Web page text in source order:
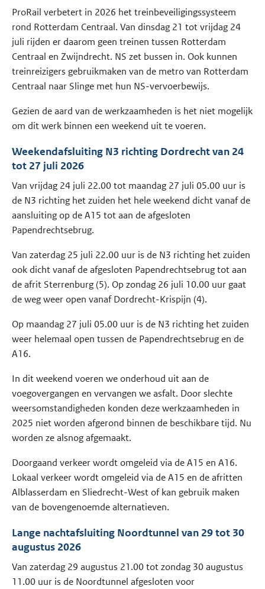
ProRail verbetert in 2026 het treinbeveiligingssysteem
rond Rotterdam Centraal. Van dinsdag 21 tot vrijdag 24
juli rijden er daarom geen treinen tussen Rotterdam
Centraal en Zwijndrecht. NS zet bussen in. Ook kunnen
treinreizigers gebruikmaken van de metro van Rotterdam
Centraal naar Slinge met hun NS-vervoerbewijs.
Gezien de aard van de werkzaamheden is het niet mogelijk
om dit werk binnen een weekend uit te voeren.
Weekendafsluiting N3 richting Dordrecht van 24
tot 27 juli 2026
Van vrijdag 24 juli 22.00 tot maandag 27 juli 05.00 uur is
de N3 richting het zuiden het hele weekend dicht vanaf de
aansluiting op de A15 tot aan de afgesloten
Papendrechtsebrug.
Van zaterdag 25 juli 22.00 uur is de N3 richting het zuiden
ook dicht vanaf de afgesloten Papendrechtsebrug tot aan
de afrit Sterrenburg (5). Op zondag 26 juli 10.00 uur gaat
de weg weer open vanaf Dordrecht-Krispijn (4).
Op maandag 27 juli 05.00 uur is de N3 richting het zuiden
weer helemaal open tussen de Papendrechtsebrug en de
A16.
In dit weekend voeren we onderhoud uit aan de
voegovergangen en vervangen we asfalt. Door slechte
weersomstandigheden konden deze werkzaamheden in
2025 niet worden afgerond binnen de beschikbare tijd. Nu
worden ze alsnog afgemaakt.
Doorgaand verkeer wordt omgeleid via de A15 en A16.
Lokaal verkeer wordt omgeleid via de A15 en de afritten
Alblasserdam en Sliedrecht-West of kan gebruik maken
van de bovengenoemde alternatieven.
Lange nachtafsluiting Noordtunnel van 29 tot 30
augustus 2026
Van zaterdag 29 augustus 21.00 tot zondag 30 augustus
11.00 uur is de Noordtunnel afgesloten voor